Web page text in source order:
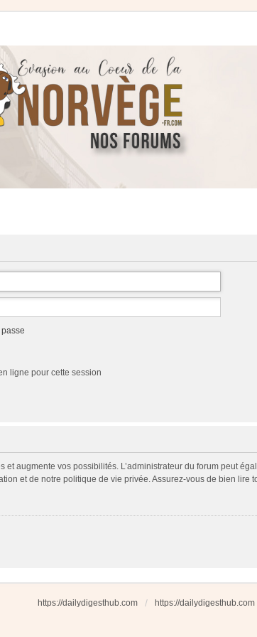
ligne pour cette session
augmente vos possibilités. L’administrateur du forum peut
et de notre politique de vie privée. Assurez-vous de bien lire
https://dailydigesthub.com https://dailydigesthub.com